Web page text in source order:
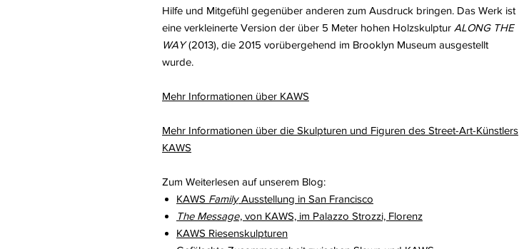
Hilfe und Mitgefühl gegenüber anderen zum Ausdruck bringen. Das Werk ist
eine verkleinerte Version der über 5 Meter hohen Holzskulptur ALONG THE
WAY(2013), die 2015 vorübergehend im Brooklyn Museum ausgestellt
wurde.
Mehr Informationen über KAWS
Mehr Informationen über die Skulpturen und Figuren des Street-Art-Künstlers
KAWS
Zum Weiterlesen auf unserem Blog:
KAWS FamilyAusstellung in San Francisco
The Message, von KAWS, im Palazzo Strozzi, Florenz
KAWS Riesenskulpturen